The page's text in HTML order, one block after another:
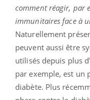
comment réagir, par
immunitaires face à
Naturellement
peuvent aussi être
utilisés depuis plus
par exemple, est un
diabète. Plus